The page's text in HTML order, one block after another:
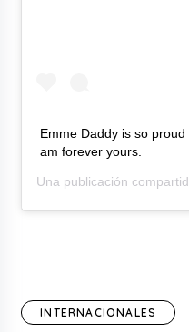
Emme Daddy is so
am forever yours.
Una publicación
INTERNACIONALES